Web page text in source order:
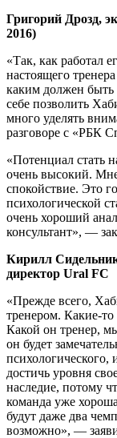
Григорий Дрозд,
2016)
«Так, как работал
настоящего
каким должен
себе позволить
много уделять
разговоре с «РБК
«Потенциал стать
очень высокий.
спокойствие. Это
психологической
очень хороший
консультант», —
Кирилл
директор Ural FC
«Прежде всего,
тренером. Какие-
Какой он тренер,
он будет
достичь уровня
наследие, потому
команда уже
будут даже два
возможно», —